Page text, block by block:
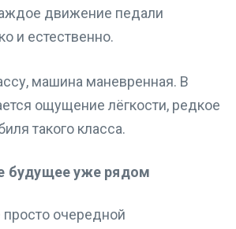
движение педали
и естественно.
машина маневренная. В
ощущение лёгкости, редкое
такого класса.
будущее уже рядом
просто очередной